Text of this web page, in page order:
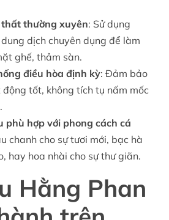
thất thường xuyên: Sử dụng
dịch chuyên dụng để làm
ghế, thảm sàn.
điều hòa định kỳ: Đảm bảo
tốt, không tích tụ nấm mốc
phù hợp với phong cách cá
chanh cho sự tươi mới, bạc hà
hay hoa nhài cho sự thư giãn.
Hằng Phan